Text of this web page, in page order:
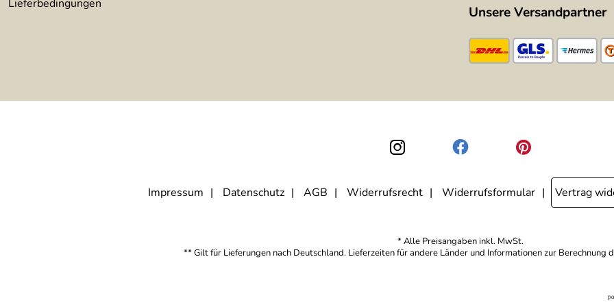
Lieferbedingungen
Unsere Versandpartner
Impressum Datenschutz AGB Widerrufsrecht Widerrufsformular Vertrag
* Alle Preisangaben inkl. MwSt.
** Gilt für Lieferungen nach Deutschland. Lieferzeiten für andere Länder und Informationen zur Berechnung